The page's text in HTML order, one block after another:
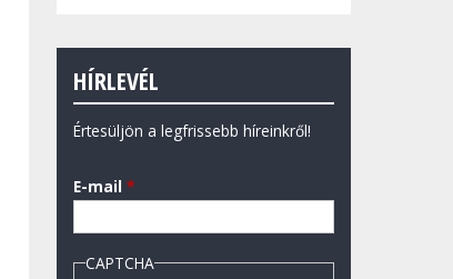
HÍRLEVÉL
Értesüljön a legfrissebb híreinkről!
E-mail *
CAPTCHA